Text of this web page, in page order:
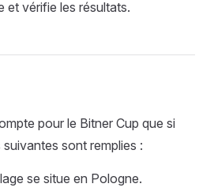
et vérifie les résultats.
pour le Bitner Cup que si
sont remplies :
se situe en Pologne.